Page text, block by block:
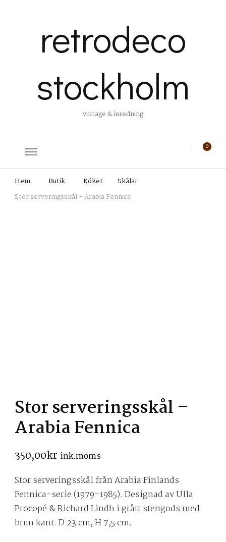
retrodeco
stockholm
vintage & inredning
0
Hem Butik Köket
Skålar
Stor serveringsskål – Arabia Fennica
Stor serveringsskål –
Arabia Fennica
350,00kr ink.moms
Stor serveringsskål från Arabia Finlands
Fennica-serie (1979–1985). Designad av Ulla
Procopé & Richard Lindh i grått stengods med
brun kant. D 23 cm, H 7,5 cm.